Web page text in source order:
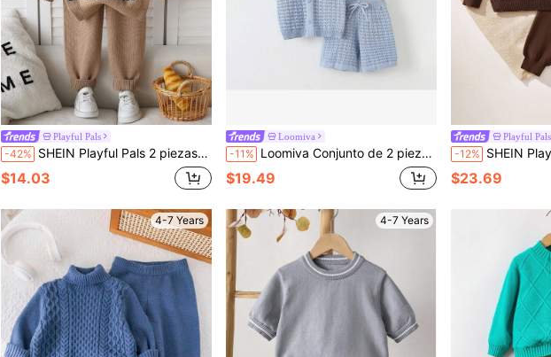
Playful Pals
-42% SHEIN Playful Pals 2 piezas/Set Conjunto de suéter de punto de moda para niños jóvenes, top de cuello redondo con patrón de letras jacquard negro & pantalones de corte relajado, suave para otoño, regreso a la escuela
$14.03
Loomiva
-11% Loomiva Conjunto de 2 piezas de niños pequeños, suéter tipo cardigan de punto cómodo y informal con estilo universitario, y shorts, conjunto de moda
$19.49
Playful Pals
-12% SHEIN Playful Pals Conjunto de suéter y pantalones de
$23.69
4-7 Years 4-7 Years